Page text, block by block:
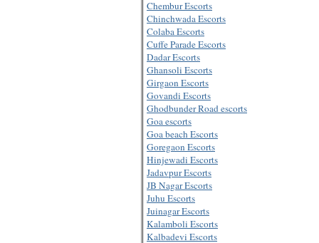
Chembur Escorts
Chinchwada Escorts
Colaba Escorts
Cuffe Parade Escorts
Dadar Escorts
Ghansoli Escorts
Girgaon Escorts
Govandi Escorts
Ghodbunder Road escorts
Goa escorts
Goa beach Escorts
Goregaon Escorts
Hinjewadi Escorts
Jadavpur Escorts
JB Nagar Escorts
Juhu Escorts
Juinagar Escorts
Kalamboli Escorts
Kalbadevi Escorts